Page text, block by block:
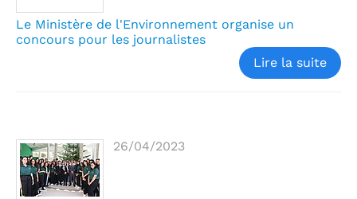
Le Ministère de l'Environnement organise un
concours pour les journalistes
Lire la suite
26/04/2023